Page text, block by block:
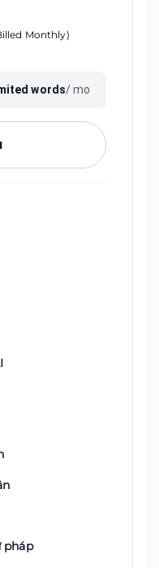
Monthly)
words/ mo
pháp